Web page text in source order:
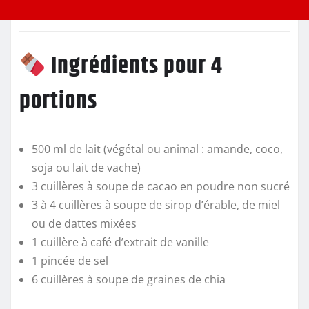
Ingrédients pour 4
portions
500 ml de lait (végétal ou animal : amande, coco,
soja ou lait de vache)
3 cuillères à soupe de cacao en poudre non sucré
3 à 4 cuillères à soupe de sirop d’érable, de miel
ou de dattes mixées
1 cuillère à café d’extrait de vanille
1 pincée de sel
6 cuillères à soupe de graines de chia